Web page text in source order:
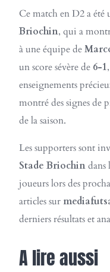
Ce match en D2 a
Briochin, qui a
à une équipe de
un score sévère de 6-1
enseignements
montré des signes de
de la saison.
Les supporters sont
Stade Briochindans
joueurs lors des
articles sur
derniers résultats et
A lire aussi